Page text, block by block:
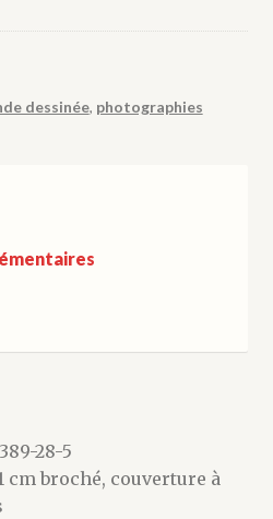
dessinée, photographies
28-5
cm broché, couverture à